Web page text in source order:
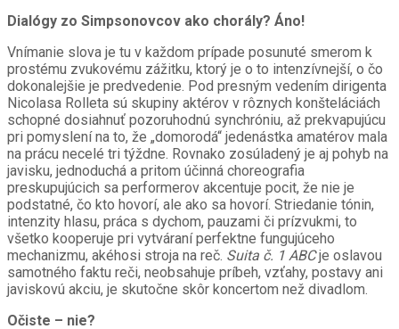
Dialógy zo Simpsonovcov ako chorály? Áno!
Vnímanie slova je tu v každom prípade posunuté smerom k
prostému zvukovému zážitku, ktorý je o to intenzívnejší, o čo
dokonalejšie je predvedenie. Pod presným vedením dirigenta
Nicolasa Rolleta sú skupiny aktérov v rôznych konšteláciách
schopné dosiahnuť pozoruhodnú synchróniu, až prekvapujúcu
pri pomyslení na to, že „domorodá“ jedenástka amatérov mala
na prácu necelé tri týždne. Rovnako zosúladený je aj pohyb na
javisku, jednoduchá a pritom účinná choreografia
preskupujúcich sa performerov akcentuje pocit, že nie je
podstatné, čo kto hovorí, ale ako sa hovorí. Striedanie tónin,
intenzity hlasu, práca s dychom, pauzami či prízvukmi, to
všetko kooperuje pri vytváraní perfektne fungujúceho
mechanizmu, akéhosi stroja na reč. Suita č. 1 ABCje oslavou
samotného faktu reči, neobsahuje príbeh, vzťahy, postavy ani
javiskovú akciu, je skutočne skôr koncertom než divadlom.
Očiste – nie?